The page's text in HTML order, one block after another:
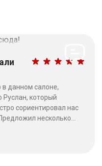
данном салоне,
который
сориентировал нас
несколько
работы на